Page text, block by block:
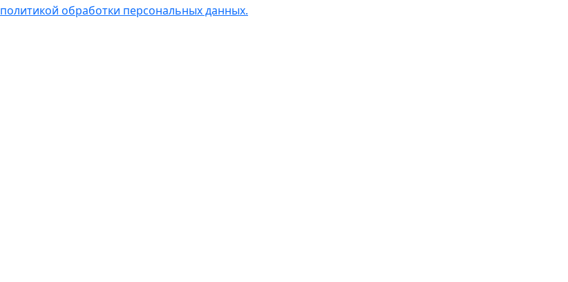
политикой обработки персональных данных.